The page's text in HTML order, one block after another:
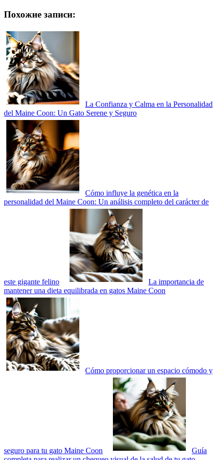
Похожие записи:
La Confianza y Calma en la Personalidad
del Maine Coon: Un Gato Serene y Seguro
Cómo influye la genética en la
personalidad del Maine Coon: Un análisis completo del carácter de
este gigante felino
La importancia de
mantener una dieta equilibrada en gatos Maine Coon
Cómo proporcionar un espacio cómodo y
seguro para tu gato Maine Coon
Guía